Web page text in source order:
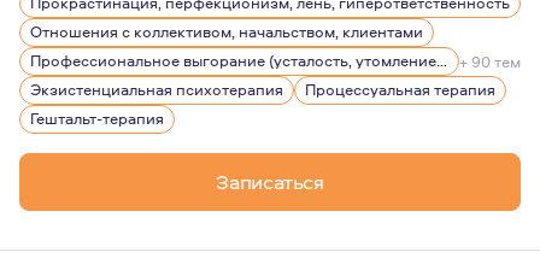
Немного о себе: дважды замужем, дочь 12 лет. В
Отношения с коллективом, начальством, клиентами
Профессиональное выгорание (усталость, утомление), стрессы
+ 90 тем
Экзистенциальная психотерапия
Процессуальная терапия
Гештальт-терапия
Записаться